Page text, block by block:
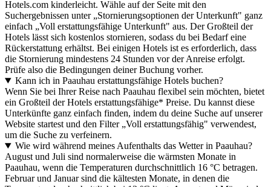
Hotels.com kinderleicht. Wähle auf der Seite mit den
Suchergebnissen unter „Stornierungsoptionen der Unterkunft" ganz
einfach „Voll erstattungsfähige Unterkunft" aus. Der Großteil der
Hotels lässt sich kostenlos stornieren, sodass du bei Bedarf eine
Rückerstattung erhältst. Bei einigen Hotels ist es erforderlich, dass
die Stornierung mindestens 24 Stunden vor der Anreise erfolgt.
Prüfe also die Bedingungen deiner Buchung vorher.
Kann ich in Paauhau erstattungsfähige Hotels buchen?
Wenn Sie bei Ihrer Reise nach Paauhau flexibel sein möchten, bietet
ein Großteil der Hotels erstattungsfähige* Preise. Du kannst diese
Unterkünfte ganz einfach finden, indem du deine Suche auf unserer
Website startest und den Filter „Voll erstattungsfähig" verwendest,
um die Suche zu verfeinern.
Wie wird während meines Aufenthalts das Wetter in Paauhau?
August und Juli sind normalerweise die wärmsten Monate in
Paauhau, wenn die Temperaturen durchschnittlich 16 °C betragen.
Februar und Januar sind die kältesten Monate, in denen die